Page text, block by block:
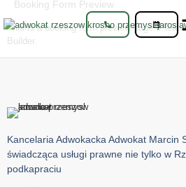
Booking Form Preview
This is a booking form preview page.
Builder.
Kancelaria Adwokacka Adwokat Marcin
świadcząca usługi prawne nie tylko w
podkapraciu